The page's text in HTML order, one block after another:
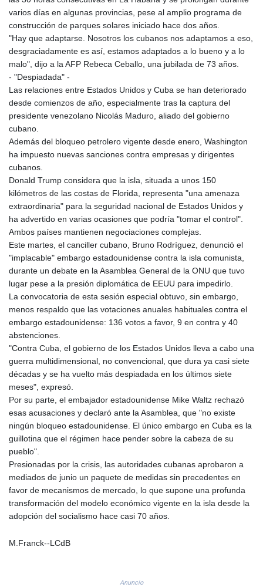
MDL 20.088564
MGA 4963.869122
MKD 61.548176
MMK 2419.480296
MNT 4144.000792
MRU 46.285429
MUR 54.242586
MVR 17.815708
MXN 19.792091
MYR 4.714415
NAD 18.831591
NGN 1572.438973
NIO 42.484154
NOK 10.977222
NPR 175.800197
NZD 1.962346
OMR 0.443084
PAB 1.15453
PEN 3.902569
PGK 5.100921
PHP 70.185659
PKR 320.527693
PYG 6867.585958
QAR 4.220243
RON 5.256461
RUB 94.667126
RWF 1696.038636
SAR 4.32528
SBD 9.297794
SDG 692.002662
SEK 10.945041
SGD 1.476837
SLE 28.349629
SOS 659.848463
SZL 18.816085
varios días en algunas provincias, pese al amplio programa de
construcción de parques solares iniciado hace dos años.
"Hay que adaptarse. Nosotros los cubanos nos adaptamos a eso,
desgraciadamente es así, estamos adaptados a lo bueno y a lo
malo", dijo a la AFP Rebeca Ceballo, una jubilada de 73 años.
- "Despiadada" -
Las relaciones entre Estados Unidos y Cuba se han deteriorado
desde comienzos de año, especialmente tras la captura del
presidente venezolano Nicolás Maduro, aliado del gobierno
cubano.
Además del bloqueo petrolero vigente desde enero, Washington
ha impuesto nuevas sanciones contra empresas y dirigentes
cubanos.
Donald Trump considera que la isla, situada a unos 150
kilómetros de las costas de Florida, representa "una amenaza
extraordinaria" para la seguridad nacional de Estados Unidos y
ha advertido en varias ocasiones que podría "tomar el control".
Ambos países mantienen negociaciones complejas.
Este martes, el canciller cubano, Bruno Rodríguez, denunció el
"implacable" embargo estadounidense contra la isla comunista,
durante un debate en la Asamblea General de la ONU que tuvo
lugar pese a la presión diplomática de EEUU para impedirlo.
La convocatoria de esta sesión especial obtuvo, sin embargo,
menos respaldo que las votaciones anuales habituales contra el
embargo estadounidense: 136 votos a favor, 9 en contra y 40
abstenciones.
"Contra Cuba, el gobierno de los Estados Unidos lleva a cabo una
guerra multidimensional, no convencional, que dura ya casi siete
décadas y se ha vuelto más despiadada en los últimos siete
meses", expresó.
Por su parte, el embajador estadounidense Mike Waltz rechazó
esas acusaciones y declaró ante la Asamblea, que "no existe
ningún bloqueo estadounidense. El único embargo en Cuba es la
guillotina que el régimen hace pender sobre la cabeza de su
pueblo".
Presionadas por la crisis, las autoridades cubanas aprobaron a
mediados de junio un paquete de medidas sin precedentes en
favor de mecanismos de mercado, lo que supone una profunda
transformación del modelo económico vigente en la isla desde la
adopción del socialismo hace casi 70 años.
M.Franck--LCdB
Anuncio